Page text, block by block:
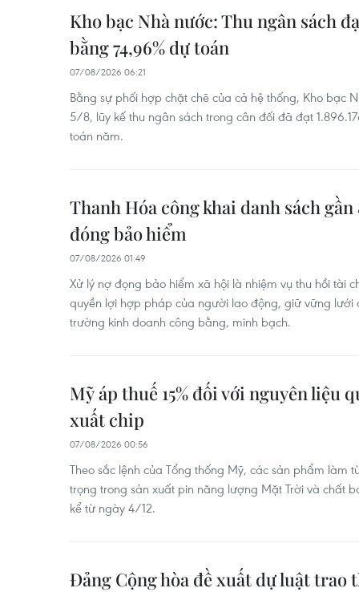
Kho bạc Nhà nước: Thu ngân sách
bằng 74,96% dự toán
07/08/2026 06:21
Bằng sự phối hợp chặt chẽ của cả hệ thống, Kho bạc
5/8, lũy kế thu ngân sách trong cân đối đã đạt
toán năm.
Thanh Hóa công khai danh sách
đóng bảo hiểm
07/08/2026 01:49
Xử lý nợ đọng bảo hiểm xã hội là nhiệm vụ thu hồi tài
quyền lợi hợp pháp của người lao động, giữ vững lưới
trường kinh doanh công bằng, minh bạch.
Mỹ áp thuế 15% đối với nguyên liệu
xuất chip
07/08/2026 00:56
Theo sắc lệnh của Tổng thống Mỹ, các sản phẩm làm
trọng trong sản xuất pin năng lượng Mặt Trời và chất
kể từ ngày 4/12.
Đảng Cộng hòa đề xuất dự luật trao